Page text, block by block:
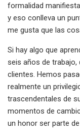
formalidad
y eso conlleva un
me gusta que las
Si hay algo que
seis años de trabajo,
clientes. Hemos
realmente un
trascendentales de
momentos de
un honor ser parte de